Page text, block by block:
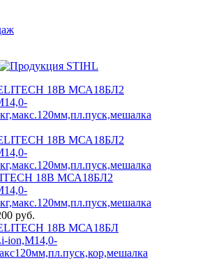
18В МСА18БЛ2
руб.